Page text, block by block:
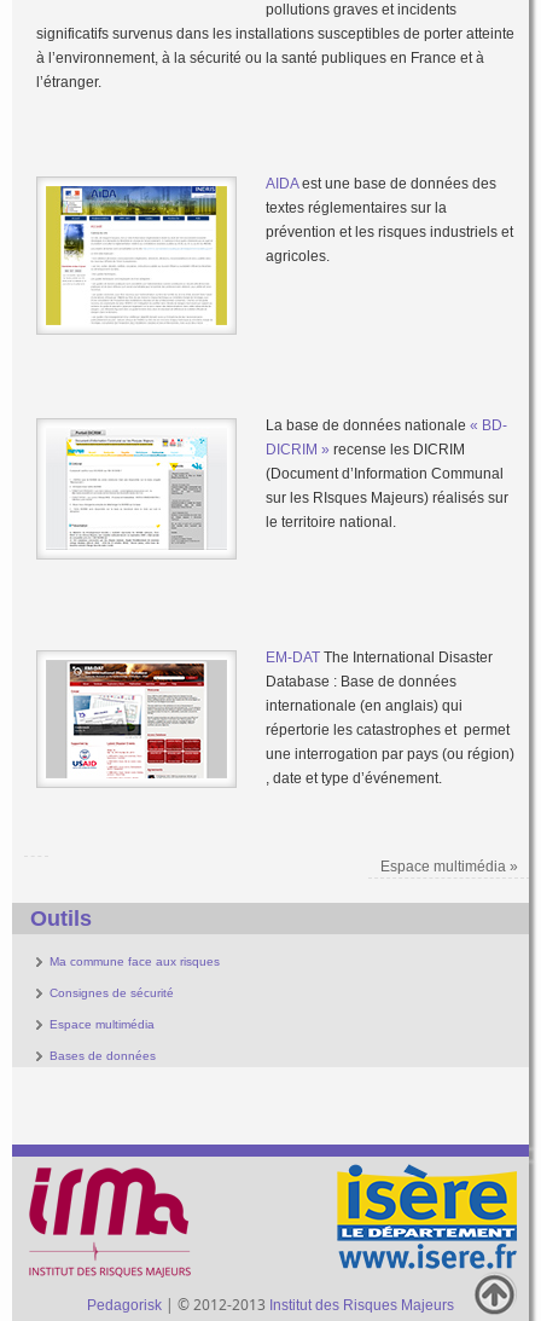
pollutions graves et incidents
significatifs survenus dans les installations susceptibles de porter atteinte
à l’environnement, à la sécurité ou la santé publiques en France et à
l’étranger.
AIDAest une base de données des
textes réglementaires sur la
prévention et les risques industriels et
agricoles.
La base de données nationale « BD-
DICRIM » recense les DICRIM
(Document d’Information Communal
sur les RIsques Majeurs) réalisés sur
le territoire national.
EM-DAT The International Disaster
Database : Base de données
internationale (en anglais) qui
répertorie les catastrophes et permet
une interrogation par pays (ou région)
, date et type d’événement.
Espace multimédia»
Outils
Ma commune face aux risques
Consignes de sécurité
Espace multimédia
Bases de données
Pedagorisk | © 2012-2013 Institut des Risques Majeurs